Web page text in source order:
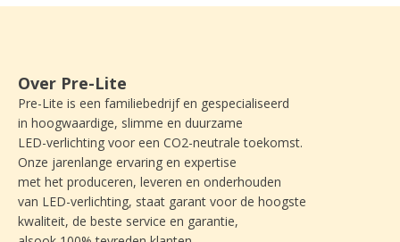
Over Pre-Lite
Pre-Lite is een familiebedrijf en gespecialiseerd
in hoogwaardige, slimme en duurzame
LED-verlichting voor een CO2-neutrale toekomst.
Onze jarenlange ervaring en expertise
met het produceren, leveren en onderhouden
van LED-verlichting, staat garant voor de hoogste
kwaliteit, de beste service en garantie,